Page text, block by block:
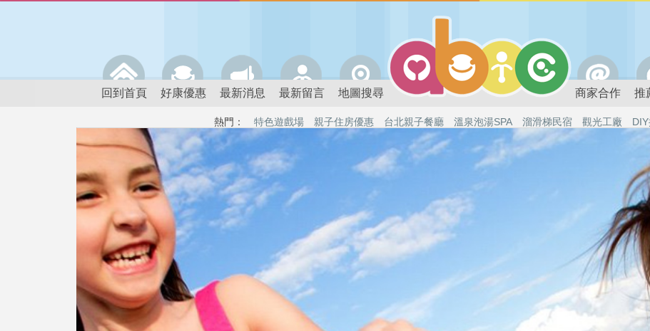
回到首頁 好康優惠 最新消息 最新留言 地圖搜尋 商家合作 推
熱門： 特色遊戲場 親子住房優惠 台北親子餐廳 溫泉泡湯SPA 溜滑梯民宿 觀光工廠